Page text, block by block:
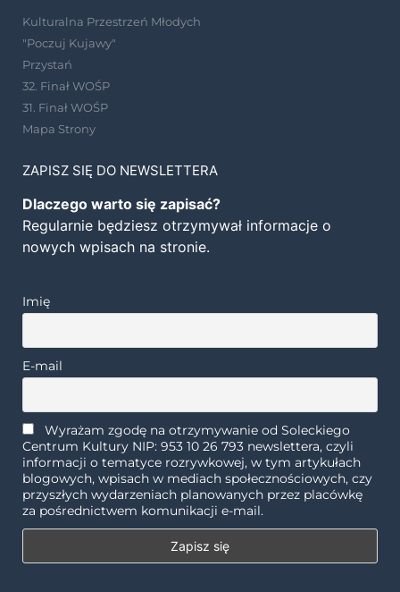
ZAPISZ SIĘ DO NEWSLETTERA
Dlaczego warto się zapisać?
Regularnie będziesz otrzymywał informacje o
nowych wpisach na stronie.
Imię
E-mail
Wyrażam zgodę na otrzymywanie od Soleckiego
Centrum Kultury NIP: 953 10 26 793 newslettera, czyli
informacji o tematyce rozrywkowej, w tym artykułach
blogowych, wpisach w mediach społecznościowych, czy
przyszłych wydarzeniach planowanych przez placówkę
za pośrednictwem komunikacji e-mail.
Kulturalna Przestrzeń Młodych
"Poczuj Kujawy"
Przystań
32. Finał WOŚP
31. Finał WOŚP
Mapa Strony